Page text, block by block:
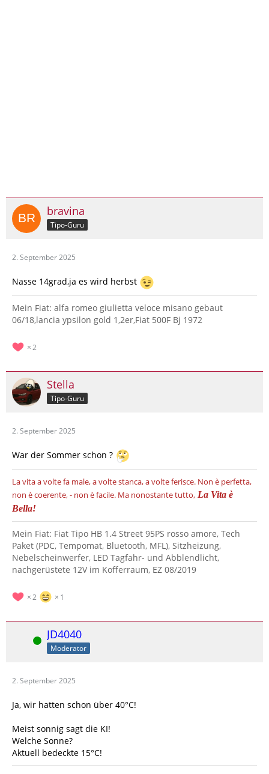
bravina
Tipo-Guru
2. September 2025
Nasse 14grad,ja es wird herbst
Mein Fiat: alfa romeo giulietta veloce misano gebaut
06/18,lancia ypsilon gold 1,2er,Fiat 500F Bj 1972
2
Stella
Tipo-Guru
2. September 2025
War der Sommer schon ?
La vita a volte fa male, a volte stanca, a volte ferisce. Non è perfetta,
non è coerente, - non è facile. Ma nonostante tutto, La Vita è
Bella!
Mein Fiat: Fiat Tipo HB 1.4 Street 95PS rosso amore, Tech
Paket (PDC, Tempomat, Bluetooth, MFL), Sitzheizung,
Nebelscheinwerfer, LED Tagfahr- und Abblendlicht,
nachgerüstete 12V im Kofferraum, EZ 08/2019
2 1
Online JD4040
Moderator
2. September 2025
Ja, wir hatten schon über 40°C!
Meist sonnig sagt die KI!
Welche Sonne?
Aktuell bedeckte 15°C!